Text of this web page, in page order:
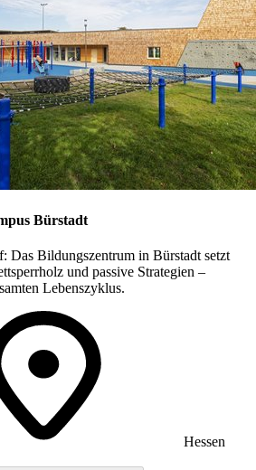
Bürstadt
Das Bildungszentrum in Bürstadt setzt
und passive Strategien –
Lebenszyklus.
Hessen